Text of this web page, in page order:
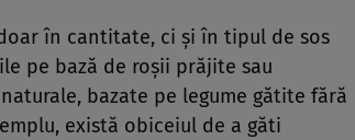
în cantitate, ci și în tipul de sos
pe bază de roșii prăjite sau
bazate pe legume gătite fără
există obiceiul de a găti